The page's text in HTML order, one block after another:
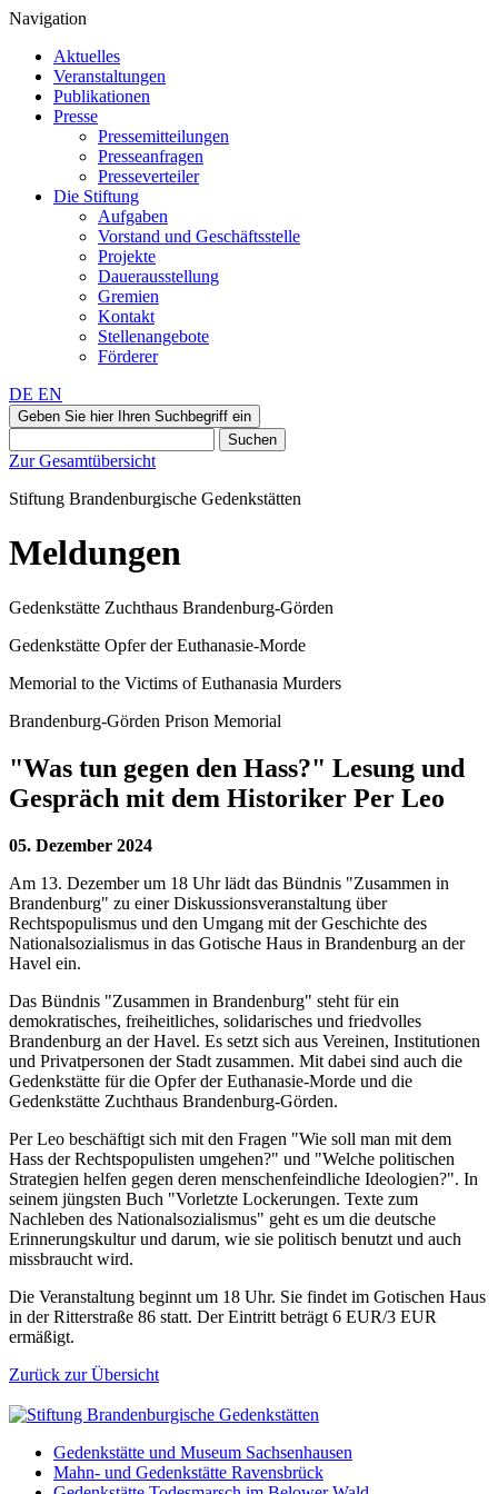
Navigation
Aktuelles
Veranstaltungen
Publikationen
Presse
Pressemitteilungen
Presseanfragen
Presseverteiler
Die Stiftung
Aufgaben
Vorstand und Geschäftsstelle
Projekte
Dauerausstellung
Gremien
Kontakt
Stellenangebote
Förderer
DE EN
Geben Sie hier Ihren Suchbegriff ein
Suchen
Zur Gesamtübersicht
Stiftung Brandenburgische Gedenkstätten
Meldungen
Gedenkstätte Zuchthaus Brandenburg-Görden
Gedenkstätte Opfer der Euthanasie-Morde
Memorial to the Victims of Euthanasia Murders
Brandenburg-Görden Prison Memorial
"Was tun gegen den Hass?" Lesung und
Gespräch mit dem Historiker Per Leo
05. Dezember 2024
Am 13. Dezember um 18 Uhr lädt das Bündnis "Zusammen in
Brandenburg" zu einer Diskussionsveranstaltung über
Rechtspopulismus und den Umgang mit der Geschichte des
Nationalsozialismus in das Gotische Haus in Brandenburg an der
Havel ein.
Das Bündnis "Zusammen in Brandenburg" steht für ein
demokratisches, freiheitliches, solidarisches und friedvolles
Brandenburg an der Havel. Es setzt sich aus Vereinen, Institutionen
und Privatpersonen der Stadt zusammen. Mit dabei sind auch die
Gedenkstätte für die Opfer der Euthanasie-Morde und die
Gedenkstätte Zuchthaus Brandenburg-Görden.
Per Leo beschäftigt sich mit den Fragen "Wie soll man mit dem
Hass der Rechtspopulisten umgehen?" und "Welche politischen
Strategien helfen gegen deren menschenfeindliche Ideologien?". In
seinem jüngsten Buch "Vorletzte Lockerungen. Texte zum
Nachleben des Nationalsozialismus" geht es um die deutsche
Erinnerungskultur und darum, wie sie politisch benutzt und auch
missbraucht wird.
Die Veranstaltung beginnt um 18 Uhr. Sie findet im Gotischen Haus
in der Ritterstraße 86 statt. Der Eintritt beträgt 6 EUR/3 EUR
ermäßigt.
Zurück zur Übersicht
Gedenkstätte und Museum Sachsenhausen
Mahn- und Gedenkstätte Ravensbrück